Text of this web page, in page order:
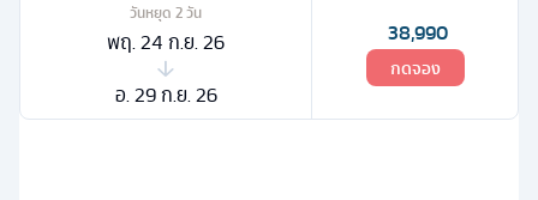
วันหยุด 2วัน
พฤ. 24 ก.ย. 26
อ. 29 ก.ย. 26
38,990
กดจอง